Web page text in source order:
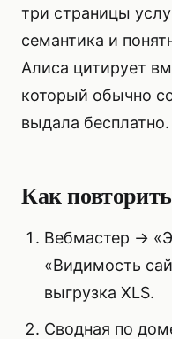
три страницы
семантика и
Алиса цитирует
который обычно
выдала бесплатно.
Как
Вебмастер →
«Видимость
выгрузка XLS.
Сводная по